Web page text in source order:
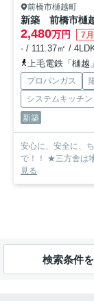
前橋市樋越町
2,480万円 7
- / 111.37㎡ /
上毛電鉄「樋越
プロパンガス
システムキッチン
新築
安心に、安全に、
で！！ ★三方
見る
検索条件